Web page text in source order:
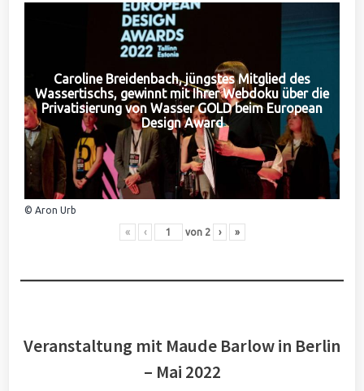
Caroline Breidenbach, jüngstes Mitglied des
Wassertischs, gewinnt mit Ihrer Webdoku über die
Privatisierung von Wasser GOLD beim European
Design Award
© Aron Urb
« ‹ von 2 › »
Veranstaltung mit Maude Barlow in Berlin
– Mai 2022